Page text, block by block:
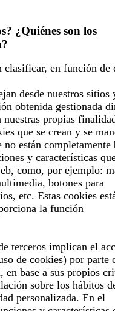
¿Quiénes son los
clasificar, en función de
desde nuestros sitios
obtenida gestionada
propias
que se crean y se
están completamente
y características
como, por ejemplo:
botones para
etc. Estas cookies
la función
terceros implican el
de cookies) por parte
base a sus propios
sobre los hábitos
personalizada. En el